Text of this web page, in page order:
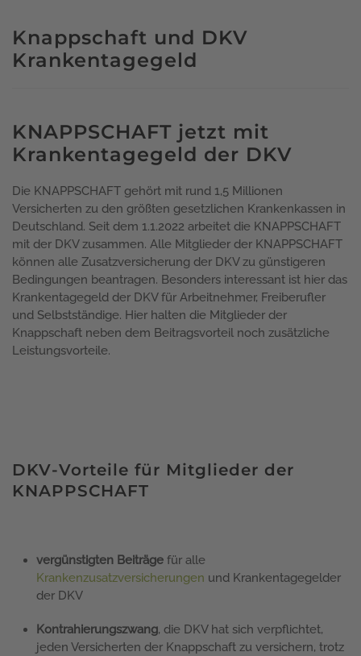
Knappschaft und DKV
Krankentagegeld
KNAPPSCHAFT jetzt mit
Krankentagegeld der DKV
Die KNAPPSCHAFT gehört mit rund 1,5 Millionen
Versicherten zu den größten gesetzlichen Krankenkassen in
Deutschland. Seit dem 1.1.2022 arbeitet die KNAPPSCHAFT
mit der DKV zusammen. Alle Mitglieder der KNAPPSCHAFT
können alle Zusatzversicherung der DKV zu günstigeren
Bedingungen beantragen. Besonders interessant ist hier das
Krankentagegeld der DKV für Arbeitnehmer, Freiberufler
und Selbstständige. Hier halten die Mitglieder der
Knappschaft neben dem Beitragsvorteil noch zusätzliche
Leistungsvorteile.
DKV-Vorteile für Mitglieder der
KNAPPSCHAFT
vergünstigten Beiträge für alle
Krankenzusatzversicherungen und Krankentagegelder
der DKV
Kontrahierungszwang, die DKV hat sich verpflichtet,
jeden Versicherten der Knappschaft zu versichern, trotz